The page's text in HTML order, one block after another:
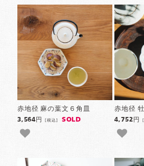
赤地径 麻の葉文６角皿
3,564円[税込] SOLD
赤地径
4,752円